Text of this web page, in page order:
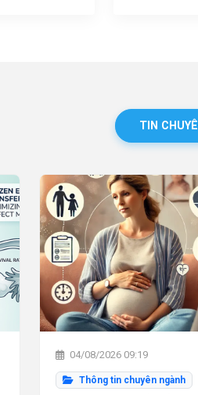
TIN
04/08/2026 09:19
Thông tin chuyên ngành